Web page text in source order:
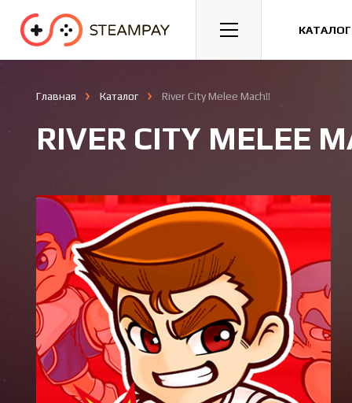
Спорт Гонки Казуальные
Главная Каталог River City Melee Mach!!
RIVER CITY MELEE